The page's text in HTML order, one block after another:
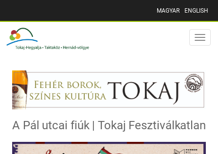
MAGYAR ENGLISH
Toggle
A Pál utcai fiúk | Tokaj Fesztiválkatlan